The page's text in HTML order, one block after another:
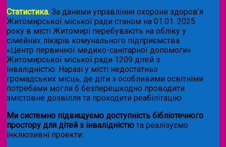
Статистика. За даними управління охорони здоров’я
Житомирської міської ради станом на 01.01. 2025
року в місті Житомирі перебувають на обліку у
сімейних лікарів комунального підприємства
«Центр первинної медико-санітарної допомоги»
Житомирської міської ради 1209 дітей з
інвалідністю. Наразі у місті недостатньо
громадських місць, де діти з особливими освітніми
потребами могли б безперешкодно проводити
змістовне дозвілля та проходити реабілітацію.
Ми системно підвищуємо доступність бібліотечного
простору для дітей з інвалідністю та реалізуємо
інклюзивні проекти: